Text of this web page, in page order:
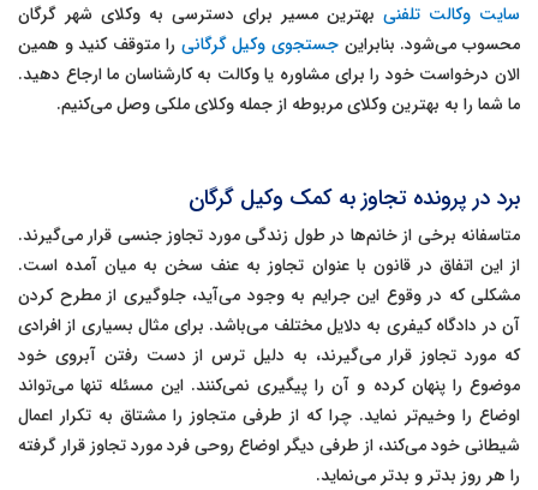
سایت وکالت تلفنی بهترین مسیر برای دسترسی به وکلای شهر گرگان
محسوب می‌شود. بنابراینجستجوی وکیل گرگانی را متوقف کنید و همین
الان درخواست خود را برای مشاوره یا وکالت به کارشناسان ما ارجاع دهید.
ما شما را به بهترین وکلای مربوطه از جمله وکلای ملکی وصل می‌کنیم.
برد در پرونده تجاوز به کمک وکیل گرگان
متاسفانه برخی از خانم‌ها در طول زندگی مورد تجاوز جنسی قرار می‌گیرند.
از این اتفاق در قانون با عنوان تجاوز به عنف سخن به میان آمده است.
مشکلی که در وقوع این جرایم به وجود می‌آید، جلوگیری از مطرح کردن
آن در دادگاه کیفری به دلایل مختلف می‌باشد. برای مثال بسیاری از افرادی
که مورد تجاوز قرار می‌گیرند، به دلیل ترس از دست رفتن آبروی خود
موضوع را پنهان کرده و آن را پیگیری نمی‌کنند. این مسئله تنها می‌تواند
اوضاع را وخیم‌تر نماید. چرا که از طرفی متجاوز را مشتاق به تکرار اعمال
شیطانی خود می‌کند، از طرفی دیگر اوضاع روحی فرد مورد تجاوز قرار گرفته
را هر روز بدتر و بدتر می‌نماید.